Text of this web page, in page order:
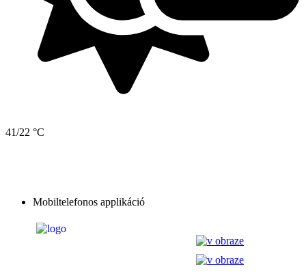
41/22 °C
Mobiltelefonos applikáció